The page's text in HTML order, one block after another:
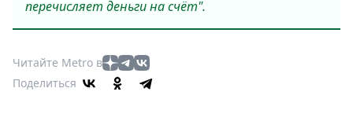
перечисляет деньги на счёт".
Читайте Metro в
Поделиться